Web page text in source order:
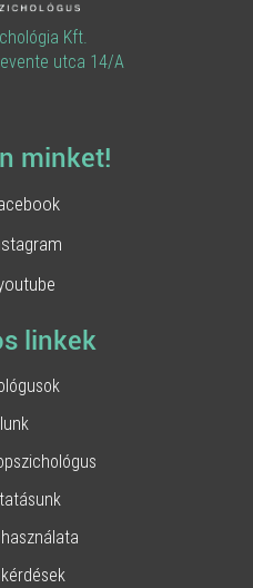
Kft.
utca 14/A
minket!
linkek